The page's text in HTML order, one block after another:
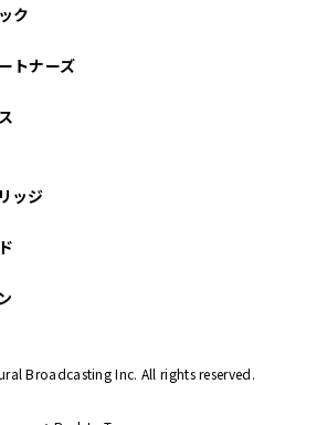
ク
トナーズ
ッジ
Broadcasting Inc. All rights reserved.